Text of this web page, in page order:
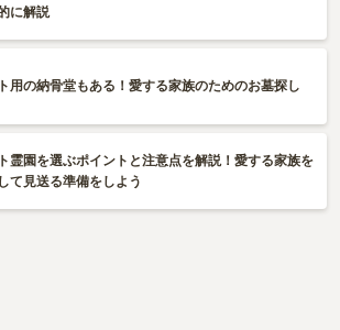
に解説
用の納骨堂もある！愛する家族のためのお墓探し
霊園を選ぶポイントと注意点を解説！愛する家族を
て見送る準備をしよう